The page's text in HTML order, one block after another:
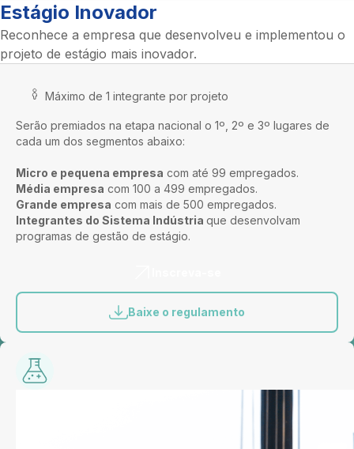
Estágio Inovador
Reconhece a empresa que desenvolveu e implementou o
projeto de estágio mais inovador.
Máximo de 1 integrante por projeto
Serão premiados na etapa nacional o 1º, 2º e 3º lugares de
cada um dos segmentos abaixo:
Micro e pequena empresa com até 99 empregados.
Média empresa com 100 a 499 empregados.
Grande empresa com mais de 500 empregados.
Integrantes do Sistema Indústria que desenvolvam
programas de gestão de estágio.
Baixe o regulamento